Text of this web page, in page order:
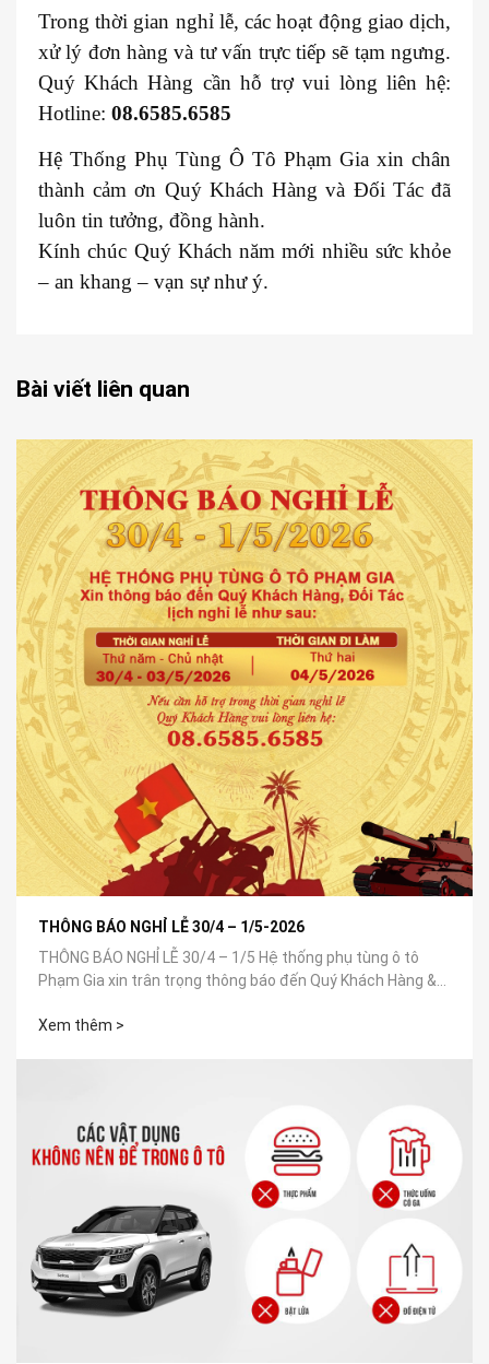
Trong thời gian nghỉ lễ, các hoạt động giao dịch,
xử lý đơn hàng và tư vấn trực tiếp sẽ tạm ngưng.
Quý Khách Hàng cần hỗ trợ vui lòng liên hệ:
Hotline: 08.6585.6585
Hệ Thống Phụ Tùng Ô Tô Phạm Gia xin chân
thành cảm ơn Quý Khách Hàng và Đối Tác đã
luôn tin tưởng, đồng hành.
Kính chúc Quý Khách năm mới nhiều sức khỏe
– an khang – vạn sự như ý.
Bài viết liên quan
THÔNG BÁO NGHỈ LỄ 30/4 – 1/5-2026
THÔNG BÁO NGHỈ LỄ 30/4 – 1/5 Hệ thống phụ tùng ô tô
Phạm Gia xin trân trọng thông báo đến Quý Khách Hàng &
Xem thêm >